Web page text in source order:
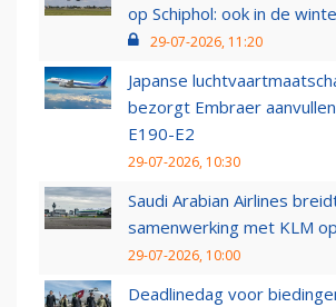
op Schiphol: ook in de
29-07-2026, 11:20
Japanse
bezorgt Embraer
E190-E2
29-07-2026, 10:30
Saudi Arabian Airlines
samenwerking met KLM
29-07-2026, 10:00
Deadlinedag voor